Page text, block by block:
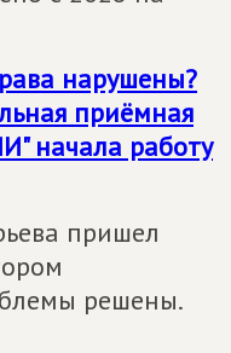
нарушены?
приёмная
" начала работу
пришел
решены.